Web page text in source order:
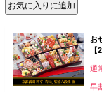
お
【
通
早